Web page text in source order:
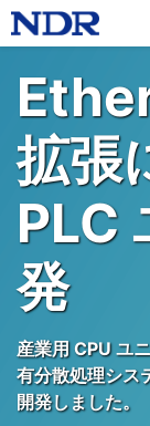
拡張
PLC
発
産業用 CPU ユ
有分散処理シス
開発しました。